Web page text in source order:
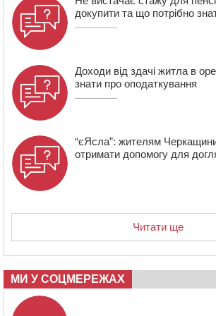
СМА 13-річного хлопця із
ОВА виділити кошти на
17:15
На Уманщині судитимуть колишню
освіти через закупівлю електрики
ціною
докупити та що потрібно
Доходи від здачі житла в
знати про оподаткування
“єЯсла”: жителям
отримати допомогу для
Читати ще
МИ У СОЦМЕРЕЖАХ